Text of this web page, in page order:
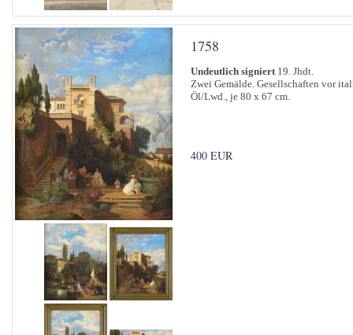
1758
Undeutlich signiert19. Jhdt.
Zwei Gemälde. Gesellschaften vor
Öl/Lwd., je 80 x 67 cm.
400 EUR